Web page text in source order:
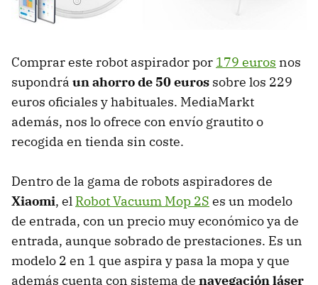
Comprar este robot aspirador por 179 euros nos
supondrá un ahorro de 50 euros sobre los 229
euros oficiales y habituales. MediaMarkt
además, nos lo ofrece con envío grautito o
recogida en tienda sin coste.
Dentro de la gama de robots aspiradores de
Xiaomi, el Robot Vacuum Mop 2S es un modelo
de entrada, con un precio muy económico ya de
entrada, aunque sobrado de prestaciones. Es un
modelo 2 en 1 que aspira y pasa la mopa y que
además cuenta con sistema de navegación láser